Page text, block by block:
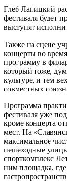
Глеб Лапицкий
фестиваля будет
выступят
Также на сцене
концерты во
программу в
который тоже,
культуре, и тем
совместных
Программа
фестиваля уже
кроме концерта
мест. На
максимальное
пешеходные
спорткомплекс
ним площадка,